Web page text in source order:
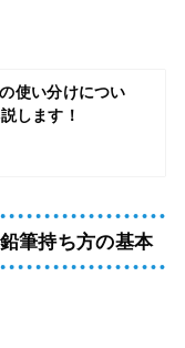
使い分けについ
します！
筆持ち方の基本